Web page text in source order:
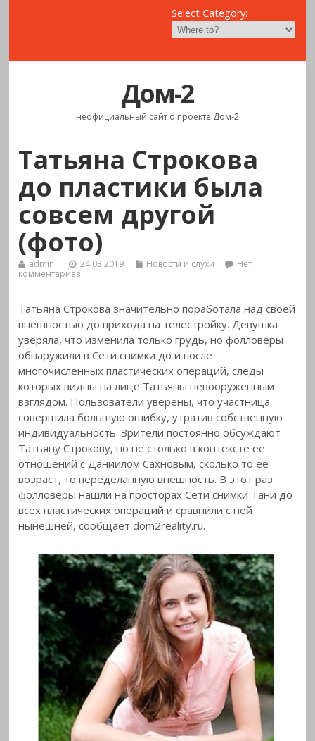
Select Category:
Дом-2
неофициальный сайт о проекте Дом-2
Татьяна Строкова
до пластики была
совсем другой
(фото)
admin 24.03.2019 Новости и слухи
Нет
комментариев
Татьяна Строкова значительно поработала над своей
внешностью до прихода на телестройку. Девушка
уверяла, что изменила только грудь, но фолловеры
обнаружили в Сети снимки до и после
многочисленных пластических операций, следы
которых видны на лице Татьяны невооруженным
взглядом. Пользователи уверены, что участница
совершила большую ошибку, утратив собственную
индивидуальность. Зрители постоянно обсуждают
Татьяну Строкову, но не столько в контексте ее
отношений с Даниилом Сахновым, сколько то ее
возраст, то переделанную внешность. В этот раз
фолловеры нашли на просторах Сети снимки Тани до
всех пластических операций и сравнили с ней
нынешней, сообщает dom2reality.ru.